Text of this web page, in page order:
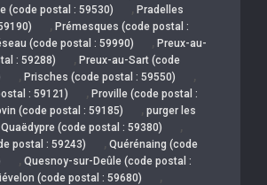
(code postal : 59530) , Pradelles
, Prémesques (code postal :
(code postal : 59990) , Preux-au-
: 59288)
, Preux-au-Sart (code
, Prisches (code postal : 59550) ,
: 59121) , Proville (code postal :
(code postal : 59185) , purger les
Quaëdypre (code postal : 59380) ,
postal : 59243) , Quérénaing (code
, Quesnoy-sur-Deûle (code postal :
(code postal : 59680) ,